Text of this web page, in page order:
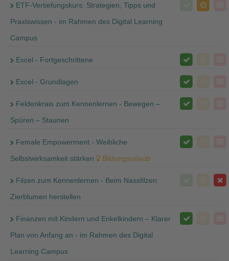
ETF-Vertiefungskurs: Strategien, Tipps und
Praxiswissen - im Rahmen des Digital Learning
Campus
Excel - Fortgeschrittene
Excel - Grundlagen
Feldenkrais zum Kennenlernen - Bewegen –
Spüren – Staunen
Female Empowerment - Weibliche
Selbstwirksamkeit stärken
Bildungsurlaub
Filzen zum Kennenlernen - Beim Nassfilzen
Zierblumen herstellen
Finanzen mit Kindern und Enkelkindern – Klarer
Plan von Anfang an - im Rahmen des Digital
Learning Campus